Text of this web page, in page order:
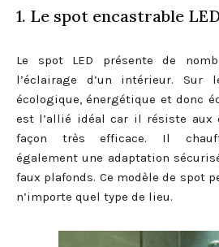
1. Le spot encastrable
Le spot LED présente de
l’éclairage d’un intérieur. Sur
écologique, énergétique et donc
est l’allié idéal car il résiste aux
façon très efficace. Il
également une adaptation
faux plafonds. Ce modèle de spot
n’importe quel type de lieu.